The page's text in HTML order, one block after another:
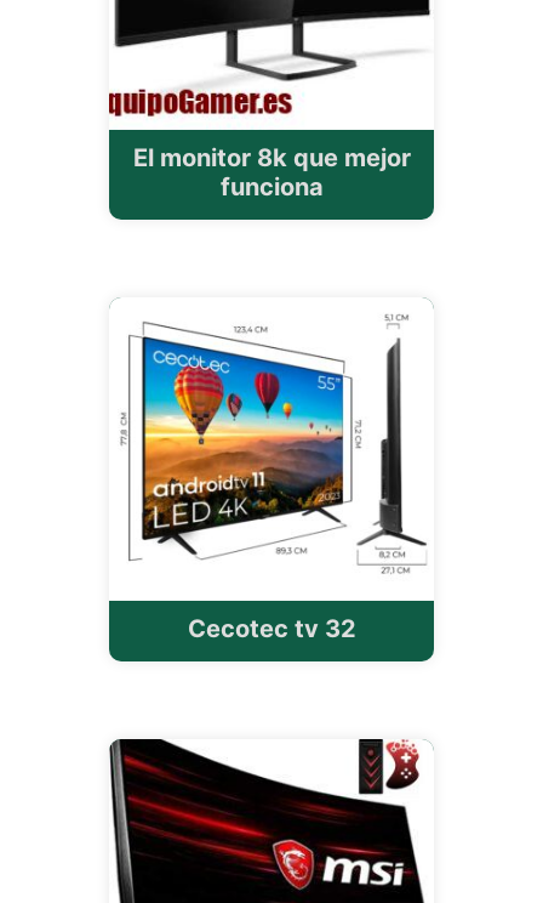
El monitor 8k que mejor
funciona
Cecotec tv 32